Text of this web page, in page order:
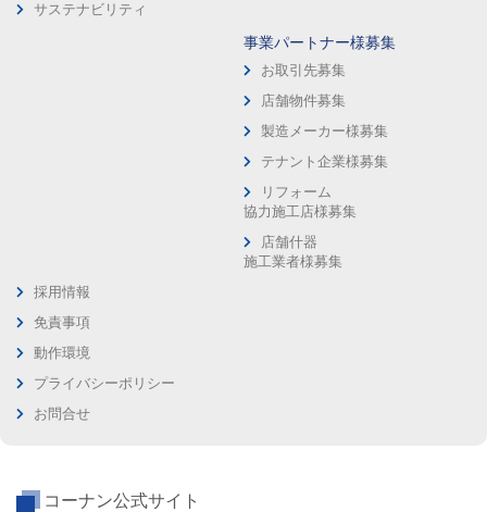
サステナビリティ
事業パートナー様募集
お取引先募集
店舗物件募集
製造メーカー様募集
テナント企業様募集
リフォーム
協力施工店様募集
店舗什器
施工業者様募集
採用情報
免責事項
動作環境
プライバシーポリシー
お問合せ
コーナン公式サイト